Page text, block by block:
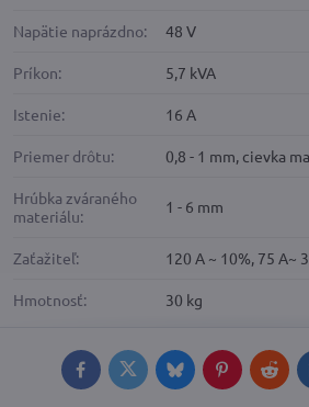
Napätie naprázdno: 48 V
Príkon: 5,7 kVA
Istenie: 16 A
Priemer drôtu: 0,8 - 1 mm, cievka
Hrúbka zváraného
materiálu:
1 - 6 mm
Zaťažiteľ: 120 A ~ 10%, 75 A~
Hmotnosť: 30 kg
FacebookTwitterBlueskyPinterest